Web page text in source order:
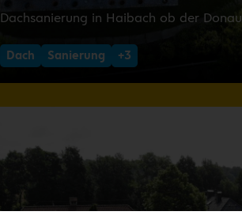
Dachsanierung in Haibach ob der Donau
Dach Sanierung +3